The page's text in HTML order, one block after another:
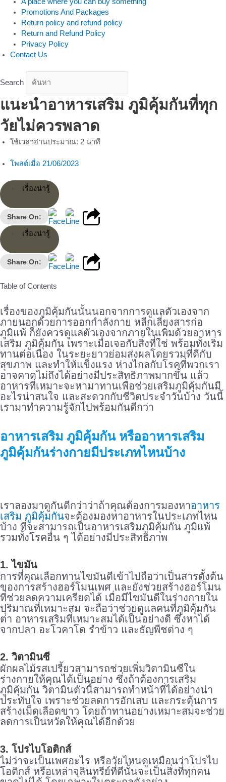
A place where you can buy something
Promotions And Packages
Return policy and refund policy
Return and Refund Policy
Privacy Policy
Contact Us
Search
แนะนำอาหารเสริม ภูมิคุ้มกันที่ทุก
วัยไม่ควรพลาด
ใช้เวลาอ่านประมาณ: 2 นาที
โพสต์เมื่อ 21/06/2023
เรื่องน่ารู้
Share On:
เรื่องน่ารู้
Share On:
Table of Contents
เรื่องของภูมิคุ้มกันนั้นนอกจากการดูแลตัวเองจาก
ภายนอกด้วยการออกกำลังกาย หลีกเลี่ยงสารก่อ
ภูมิแพ้ ก็ยังควรดูแลตัวเองจากภายในเพิ่มด้วยอาหาร
เสริม ภูมิคุ้มกัน เพราะเมื่อเจอกับสิ่งที่ใช่ พร้อมทั้งเริ่ม
ทานต่อเนื่อง ในระยะยาวย่อมส่งผลโดยรวมที่ดีกับ
สุขภาพ และทำให้แข็งแรง ห่างไกลกับโรคที่พวกเรา
อาจคาดไม่ถึงได้อย่างมีประสิทธิภาพมากขึ้น แล้ว
อาหารที่เหมาะจะหามาทานเพื่อช่วยเสริมภูมิคุ้มกันมี
อะไรน่าสนใจ และสะดวกกับชีวิตประจำวันบ้าง วันนี้
เรามาทำความรู้จักไปพร้อมกันดีกว่า
อาหารเสริม ภูมิคุ้มกัน หรืออาหารเสริม
ภูมิคุ้มกันร่างกายมีประเภทไหนบ้าง
เราลองมาดูกันดีกว่าว่าถ้าคุณต้องการมองหาอาหาร
เสริม ภูมิคุ้มกันจะต้องมองหาอาหารในประเภทไหน
บ้าง ที่จะสามารถเป็นอาหารเสริมภูมิคุ้มกัน ภูมิแพ้
รวมทั้งโรคอื่น ๆ ได้อย่างมีประสิทธิภาพ
1. ไขมัน
การที่คุณเลือกทานไขมันดีเข้าไปถือว่าเป็นสารตั้งต้น
ของการสร้างฮอร์โมนเพศ และยังช่วยสร้างฮอร์โมน
ที่ช่วยลดความเครียดได้ เมื่อมีไขมันดีในร่างกายใน
ปริมาณที่เหมาะสม จะถือว่าช่วยดูแลคนที่ภูมิคุ้มกัน
ต่ํา อาหารเสริมที่เหมาะสมได้เป็นอย่างดี ซึ่งหาได้
จากปลา อะโวคาโด รำข้าว และธัญพืชต่าง ๆ
2. วิตามินซี
ผักผลไม้รสเปรี้ยวสามารถช่วยเพิ่มวิตามินซีใน
ร่างกายให้คุณได้เป็นอย่าง ซึ่งถ้าต้องการเสริม
ภูมิคุ้มกัน วิตามินตัวนี้สามารถทำหน้าที่ได้อย่างน่า
ประทับใจ เพราะช่วยลดการอักเสบ และกระตุ้นการ
สร้างเม็ดเลือดขาว โดยถ้าทานอย่างเหมาะสมจะช่วย
ลดการเป็นหวัดให้คุณได้อีกด้วย
3. โปรไบโอติกส์
ไม่ว่าจะเป็นเพศอะไร หรือวัยไหนดูเหมือนว่าโปรไบ
โอติกส์ หรือเหล่าจุลินทรีย์ที่ดีนั้นจะเป็นสิ่งที่ทุกคน